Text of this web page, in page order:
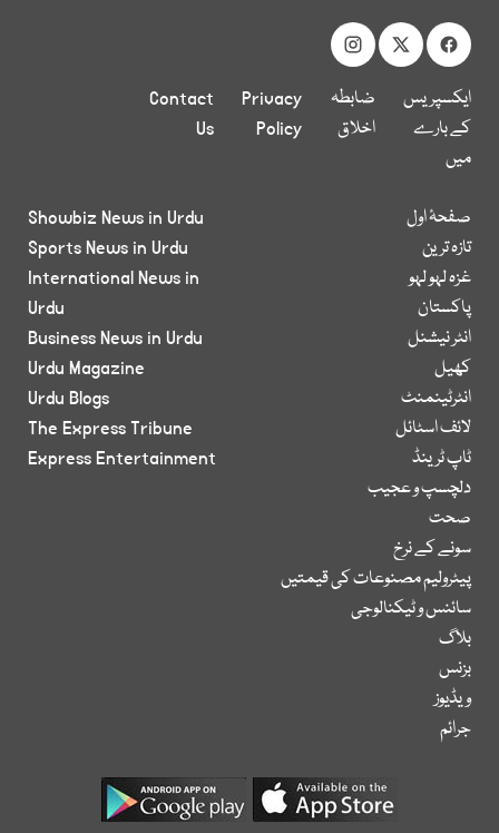
ایکسپریس
کے بارے
میں
ضابطہ
اخلاق
Privacy
Policy
Contact
Us
صفحۂ اول
تازہ ترین
غزہ لہو لہو
پاکستان
انٹر نیشنل
کھیل
انٹرٹینمنٹ
لائف اسٹائل
ٹاپ ٹرینڈ
دلچسپ و عجیب
صحت
سونے کے نرخ
پیٹرولیم مصنوعات کی قیمتیں
سائنس و ٹیکنالوجی
بلاگ
بزنس
ویڈیوز
جرائم
Showbiz News in Urdu
Sports News in Urdu
International News in
Urdu
Business News in Urdu
Urdu Magazine
Urdu Blogs
The Express Tribune
Express Entertainment